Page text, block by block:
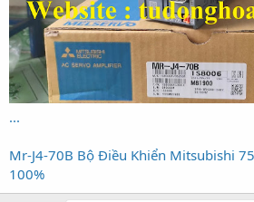
...
Mr-J4-70B Bộ Điều Khiển Mitsubishi
100%